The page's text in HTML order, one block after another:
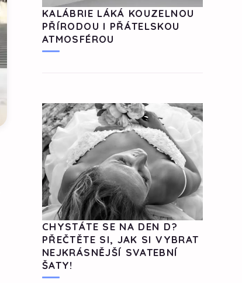
KALÁBRIE LÁKÁ KOUZELNOU
PŘÍRODOU I PŘÁTELSKOU
ATMOSFÉROU
CHYSTÁTE SE NA DEN D?
PŘEČTĚTE SI, JAK SI VYBRAT
NEJKRÁSNĚJŠÍ SVATEBNÍ
ŠATY!